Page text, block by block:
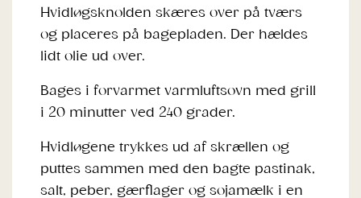
Hvidløgsknolden skæres over på tværs
og placeres på bagepladen. Der hældes
lidt olie ud over.
Bages i forvarmet varmluftsovn med grill
i 20 minutter ved 240 grader.
Hvidløgene trykkes ud af skrællen og
puttes sammen med den bagte pastinak,
salt, peber, gærflager og sojamælk i en